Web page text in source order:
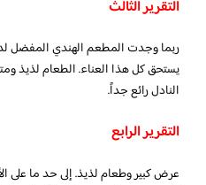
التقرير الثالث
ربما وجدت المطعم الهندي المفضل
يستحق كل هذا العناء. الطعام لذيذ
النادل رائع جداً.
التقرير الرابع
عرض كبير وطعام لذيذ. إلى حد ما على